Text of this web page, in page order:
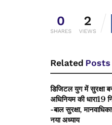
0
SHARES
2
VIEWS
Related Posts
डिजिटल युग में सुरक्षा
अधिनियम की धारा19
-बाल सुरक्षा,
नया अध्याय